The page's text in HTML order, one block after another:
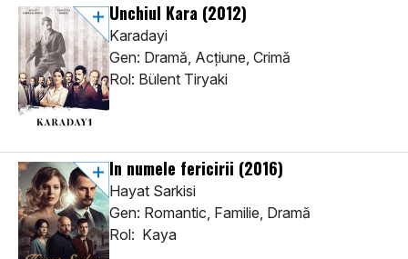
Unchiul Kara (2012)
Karadayi
Gen: Dramă, Acţiune, Crimă
Rol: Bülent Tiryaki
In numele fericirii (2016)
Hayat Sarkisi
Gen: Romantic, Familie, Dramă
Rol: Kaya